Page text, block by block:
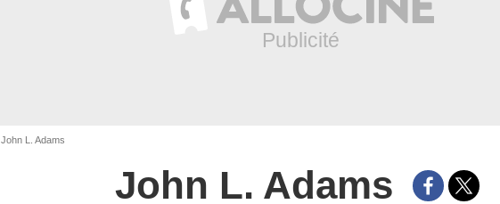
John L. Adams
John L. Adams